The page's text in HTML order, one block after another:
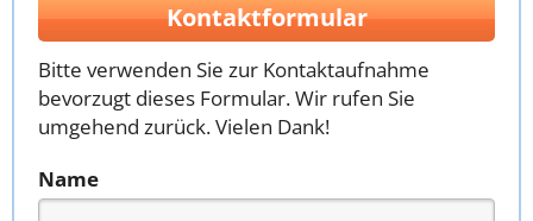
Kontaktformular
Bitte verwenden Sie zur Kontaktaufnahme
bevorzugt dieses Formular. Wir rufen Sie
umgehend zurück. Vielen Dank!
Name